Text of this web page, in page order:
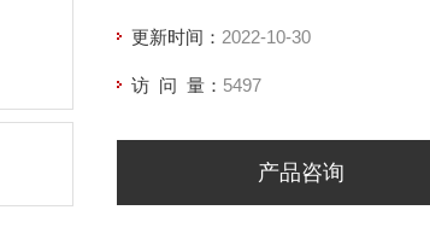
更新时间： 2022-10-30
访 问 量： 5497
产品咨询